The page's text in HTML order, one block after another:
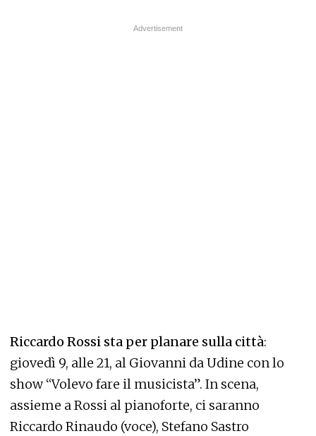
Riccardo Rossi sta per planare sulla città:
giovedì 9, alle 21, al Giovanni da Udine con lo
show “Volevo fare il musicista”. In scena,
assieme a Rossi al pianoforte, ci saranno
Riccardo Rinaudo (voce), Stefano Sastro